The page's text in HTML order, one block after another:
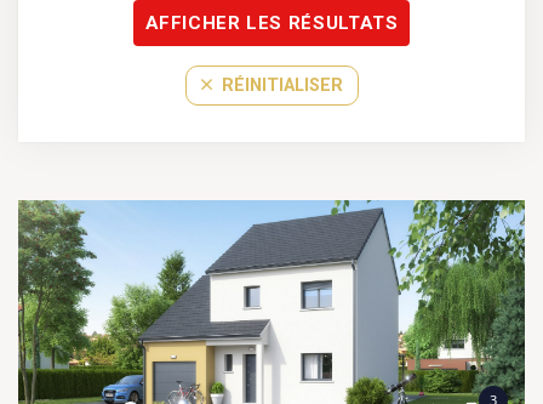
AFFICHER LES RÉSULTATS
RÉINITIALISER
3